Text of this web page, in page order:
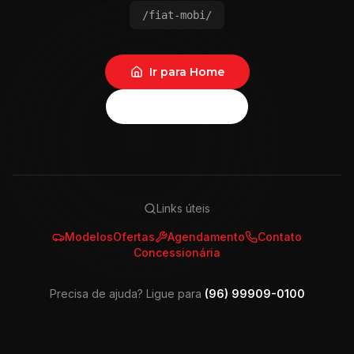
/fiat-mobi/
Ir para Home
Links úteis
ModelosOfertas Agendamento
Contato
Concessionária
Precisa de ajuda? Ligue para (96) 99909-0100